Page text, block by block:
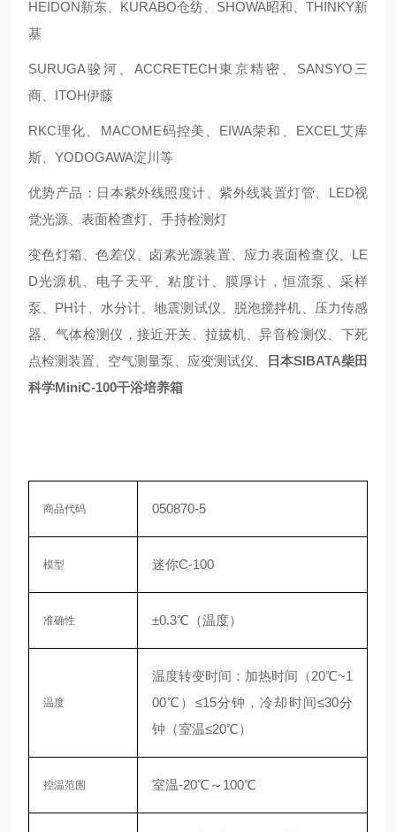
HEIDON新东、KURABO仓纺、SHOWA昭和、THINKY新
基
SURUGA骏河、ACCRETECH東京精密、SANSYO三
商、ITOH伊藤
RKC理化、MACOME码控美、EIWA荣和、EXCEL艾库
斯、YODOGAWA淀川等
优势产品：日本紫外线照度计、紫外线装置灯管、LED视
觉光源、表面检查灯、手持检测灯
变色灯箱、色差仪、卤素光源装置、应力表面检查仪、LE
D光源机、电子天平、粘度计、膜厚计，恒流泵、采样
泵、PH计、水分计、地震测试仪、脱泡搅拌机、压力传感
器、气体检测仪，接近开关、拉拔机、异音检测仪、下死
点检测装置、空气测量泵、应变测试仪、
日本SIBATA柴田
科学MiniC-100干浴培养箱
商品代码 050870-5
模型 迷你C-100
准确性 ±0.3℃（温度）
温度
温度转变时间：加热时间（20℃~1
00℃）≤15分钟，冷却时间≤30分
钟（室温≤20℃）
控温范围 室温-20℃～100℃